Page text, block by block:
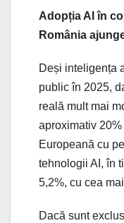
Adopția AI în
România
Deși inteligența
public în 2025,
reală mult mai
aproximativ
Europeană cu
tehnologii AI, în
5,2%, cu cea
Dacă sunt